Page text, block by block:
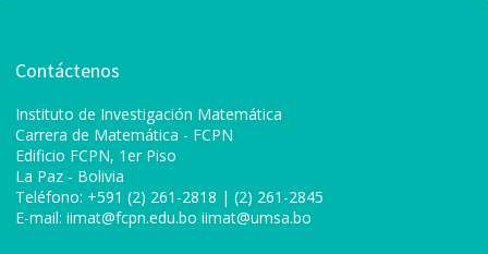
Contáctenos
Instituto de Investigación Matemática
Carrera de Matemática - FCPN
Edificio FCPN, 1er Piso
La Paz - Bolivia
Teléfono: +591 (2) 261-2818 | (2) 261-2845
E-mail: iimat@fcpn.edu.bo iimat@umsa.bo